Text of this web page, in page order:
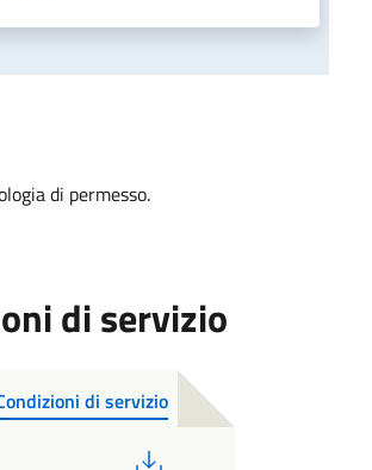
di permesso.
di servizio
di servizio